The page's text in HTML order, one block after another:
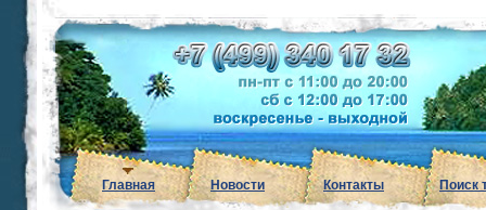
Главная Новости Контакты Поиск